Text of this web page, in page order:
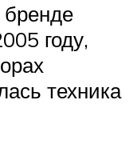
году,
техника